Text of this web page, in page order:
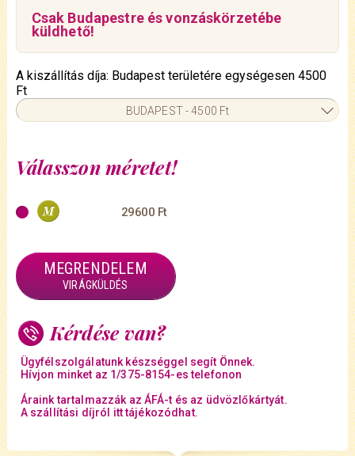
Csak Budapestre és vonzáskörzetébe
küldhető!
Válasszon méretet!
29600 Ft
MEGRENDELEM
VIRÁGKÜLDÉS
A kiszállítás díja: Budapest területére egységesen 4500
Ft
BUDAPEST - 4500 Ft
Kérdése van?
Ügyfélszolgálatunk készséggel segít Önnek.
Hívjon minket az 1/375-8154-es telefonon
Áraink tartalmazzák az ÁFÁ-t és az üdvözlőkártyát.
A szállítási díjról itt tájékozódhat.